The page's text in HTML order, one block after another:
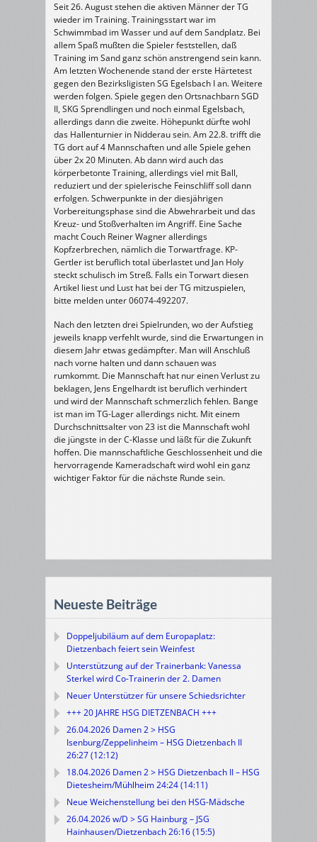
in
der
Vorbereitung
Seit 26. August stehen die aktiven Männer der TG
wieder im Training. Trainingsstart war im
Schwimmbad im Wasser und auf dem Sandplatz. Bei
allem Spaß mußten die Spieler feststellen, daß
Training im Sand ganz schön anstrengend sein kann.
Am letzten Wochenende stand der erste Härtetest
gegen den Bezirksligisten SG Egelsbach I an. Weitere
werden folgen. Spiele gegen den Ortsnachbarn SGD
II, SKG Sprendlingen und noch einmal Egelsbach,
allerdings dann die zweite. Höhepunkt dürfte wohl
das Hallenturnier in Nidderau sein. Am 22.8. trifft die
TG dort auf 4 Mannschaften und alle Spiele gehen
über 2x 20 Minuten. Ab dann wird auch das
körperbetonte Training, allerdings viel mit Ball,
reduziert und der spielerische Feinschliff soll dann
erfolgen. Schwerpunkte in der diesjährigen
Vorbereitungsphase sind die Abwehrarbeit und das
Kreuz- und Stoßverhalten im Angriff. Eine Sache
macht Couch Reiner Wagner allerdings
Kopfzerbrechen, nämlich die Torwartfrage. KP-
Gertler ist beruflich total überlastet und Jan Holy
steckt schulisch im Streß. Falls ein Torwart diesen
Artikel liest und Lust hat bei der TG mitzuspielen,
bitte melden unter 06074-492207.
Nach den letzten drei Spielrunden, wo der Aufstieg
jeweils knapp verfehlt wurde, sind die Erwartungen in
diesem Jahr etwas gedämpfter. Man will Anschluß
nach vorne halten und dann schauen was
rumkommt. Die Mannschaft hat nur einen Verlust zu
beklagen, Jens Engelhardt ist beruflich verhindert
und wird der Mannschaft schmerzlich fehlen. Bange
ist man im TG-Lager allerdings nicht. Mit einem
Durchschnittsalter von 23 ist die Mannschaft wohl
die jüngste in der C-Klasse und läßt für die Zukunft
hoffen. Die mannschaftliche Geschlossenheit und die
hervorragende Kameradschaft wird wohl ein ganz
wichtiger Faktor für die nächste Runde sein.
Neueste Beiträge
Doppeljubiläum auf dem Europaplatz:
Dietzenbach feiert sein Weinfest
Unterstützung auf der Trainerbank: Vanessa
Sterkel wird Co-Trainerin der 2. Damen
Neuer Unterstützer für unsere Schiedsrichter
+++ 20 JAHRE HSG DIETZENBACH +++
26.04.2026 Damen 2 > HSG
Isenburg/Zeppelinheim – HSG Dietzenbach II
26:27 (12:12)
18.04.2026 Damen 2 > HSG Dietzenbach II – HSG
Dietesheim/Mühlheim 24:24 (14:11)
Neue Weichenstellung bei den HSG-Mädsche
26.04.2026 w/D > SG Hainburg – JSG
Hainhausen/Dietzenbach 26:16 (15:5)